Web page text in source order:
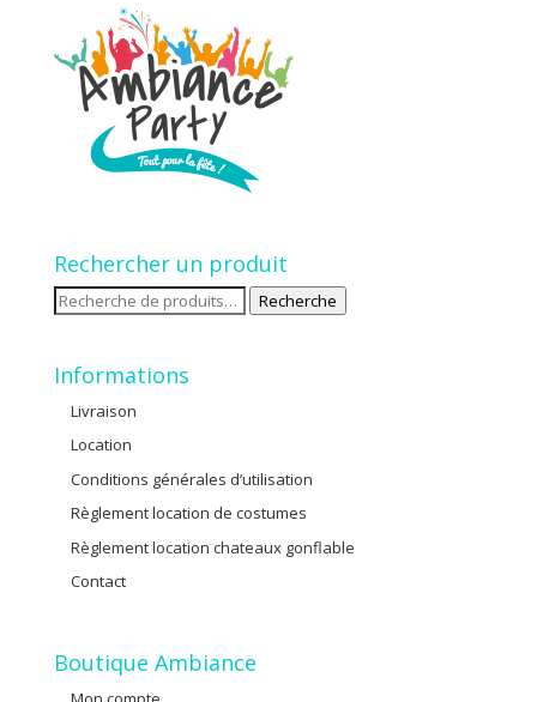
Rechercher un produit
Recherche
Recherche
Informations
Livraison
Location
Conditions générales d’utilisation
Règlement location de costumes
Règlement location chateaux gonflable
Contact
Boutique Ambiance